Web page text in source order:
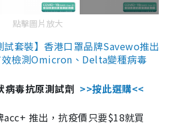
點擊圖片放大
試套裝】香港口罩品牌Savewo推出
檢測Omicron、Delta變種病毒
毒抗原測試劑 >>按此選購<<
推出，抗疫價只要$18就買